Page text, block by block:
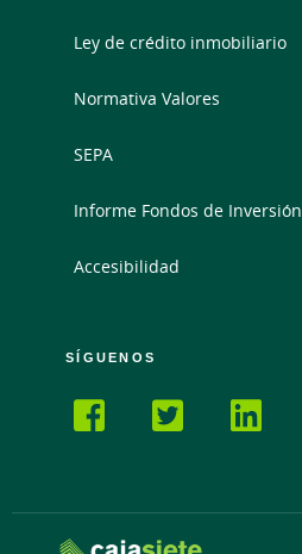
Ley de crédito inmobiliario
Normativa Valores
SEPA
Informe Fondos de Inversión
Accesibilidad
SÍGUENOS